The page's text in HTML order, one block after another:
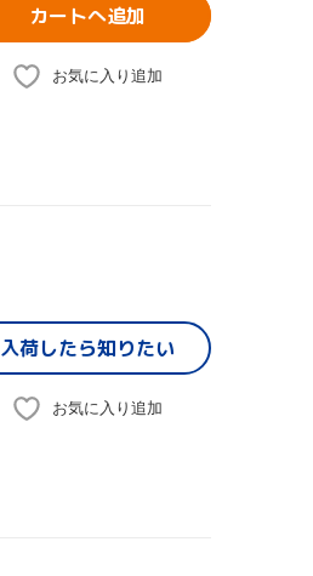
カートへ追加
お気に入り追加
入荷したら知りたい
お気に入り追加